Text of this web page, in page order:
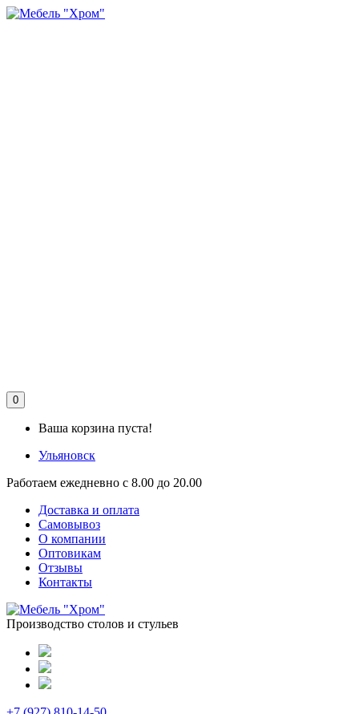
0
Ваша корзина пуста!
Ульяновск
Работаем ежедневно с 8.00 до 20.00
Доставка и оплата
Самовывоз
О компании
Оптовикам
Отзывы
Контакты
Производство столов и стульев